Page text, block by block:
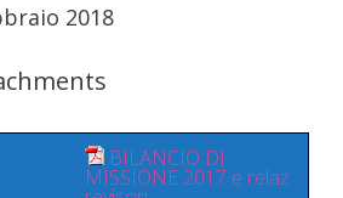
2018
BILANCIO DI
MISSIONE 2017 e relaz